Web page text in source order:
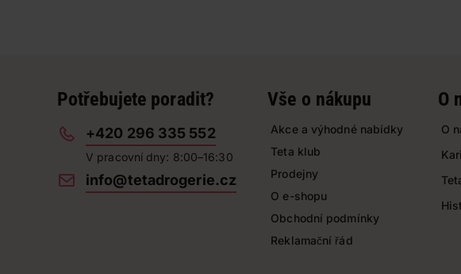
Potřebujete poradit?
+420 296 335 552
V pracovní dny: 8:00–16:30
info@tetadrogerie.cz
Vše o nákupu
Akce a výhodné nabídky
Teta klub
Prodejny
O e-shopu
Obchodní podmínky
Reklamační řád
O
O